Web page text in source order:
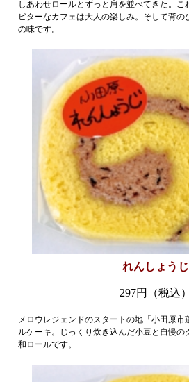
しあわせロールとずっと肩を並べてきた。こ
ビターなカフェは大人の楽しみ。そして背
の味です。
れんしょうじ
297円（税込）
メロウレジェンドのスタートの地「小田原市
ルケーキ。じっくり炊き込んだ小豆と自慢の
和ロールです。